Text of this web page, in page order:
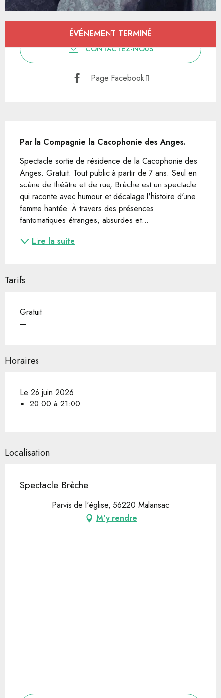
Ouverture et coordonnées
ÉVÉNEMENT TERMINÉ
CONTACTEZ-NOUS
Page Facebook
Par la Compagnie la Cacophonie des Anges.
Spectacle sortie de résidence de la Cacophonie des
Anges. Gratuit. Tout public à partir de 7 ans. Seul en
scène de théâtre et de rue, Brèche est un spectacle
qui raconte avec humour et décalage l'histoire d'une
femme hantée. À travers des présences
fantomatiques étranges, absurdes et...
Lire la suite
Tarifs
Gratuit
—
Horaires
Le 26 juin 2026
20:00 à 21:00
Localisation
Spectacle Brèche
Parvis de l'église, 56220 Malansac
M'y rendre